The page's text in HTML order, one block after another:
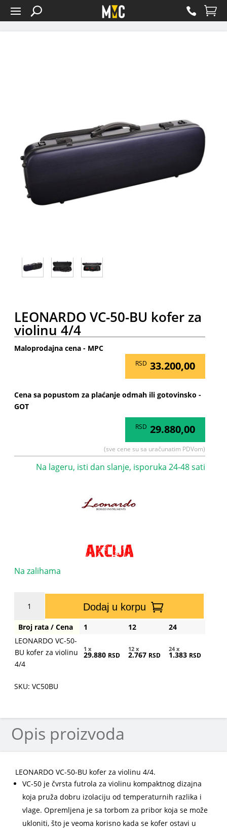
LEONARDO VC-50-BU kofer za
violinu 4/4
Maloprodajna cena - MPC
RSD 33.200,00
Cena sa popustom za plaćanje odmah ili gotovinsko -
GOT
RSD 29.880,00
(sve cene su sa uračunatim PDVom)
Na lageru, isti dan slanje, isporuka 24-48 sati
Na zalihama
BU
kofer
za
violinu
količina
Dodaj u korpu
Broj rata / Cena 1 12
24
LEONARDO VC-50-
BU kofer za violinu
4/4
1 x
29.880 RSD
12 x
2.767 RSD
24 x
1.383 RSD
SKU: VC50BU
Opis proizvoda
LEONARDO VC-50-BU kofer za violinu 4/4.
VC-50 je čvrsta futrola za violinu kompaktnog dizajna
koja pruža dobru izolaciju od temperaturnih razlika i
vlage. Opremljena je sa torbom za pribor koja se može
ukloniti, što je veoma korisno kada se kofer ostavi u